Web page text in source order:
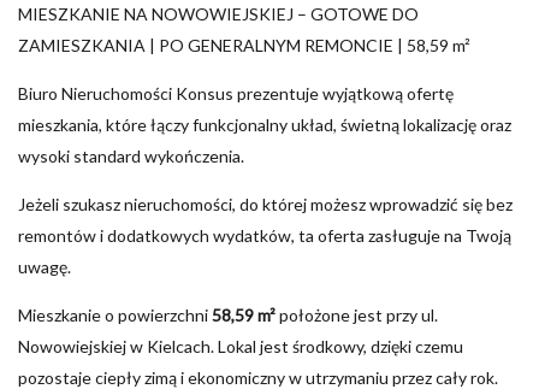
MIESZKANIE NA NOWOWIEJSKIEJ – GOTOWE DO
ZAMIESZKANIA | PO GENERALNYM REMONCIE | 58,59 m²
Biuro Nieruchomości Konsus prezentuje wyjątkową ofertę
mieszkania, które łączy funkcjonalny układ, świetną lokalizację oraz
wysoki standard wykończenia.
Jeżeli szukasz nieruchomości, do której możesz wprowadzić się bez
remontów i dodatkowych wydatków, ta oferta zasługuje na Twoją
uwagę.
Mieszkanie o powierzchni58,59 m²położone jest przy ul.
Nowowiejskiej w Kielcach. Lokal jest środkowy, dzięki czemu
pozostaje ciepły zimą i ekonomiczny w utrzymaniu przez cały rok.